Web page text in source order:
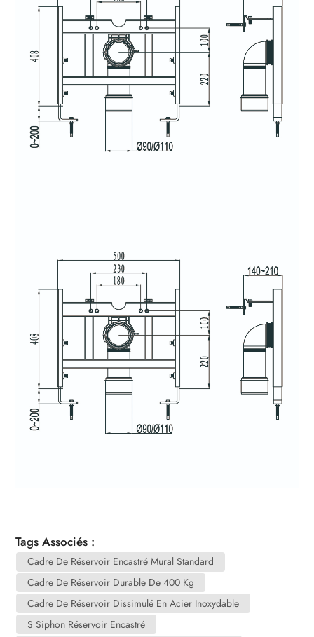
Tags Associés :
Cadre De Réservoir Encastré Mural Standard
Cadre De Réservoir Durable De 400 Kg
Cadre De Réservoir Dissimulé En Acier Inoxydable
S Siphon Réservoir Encastré